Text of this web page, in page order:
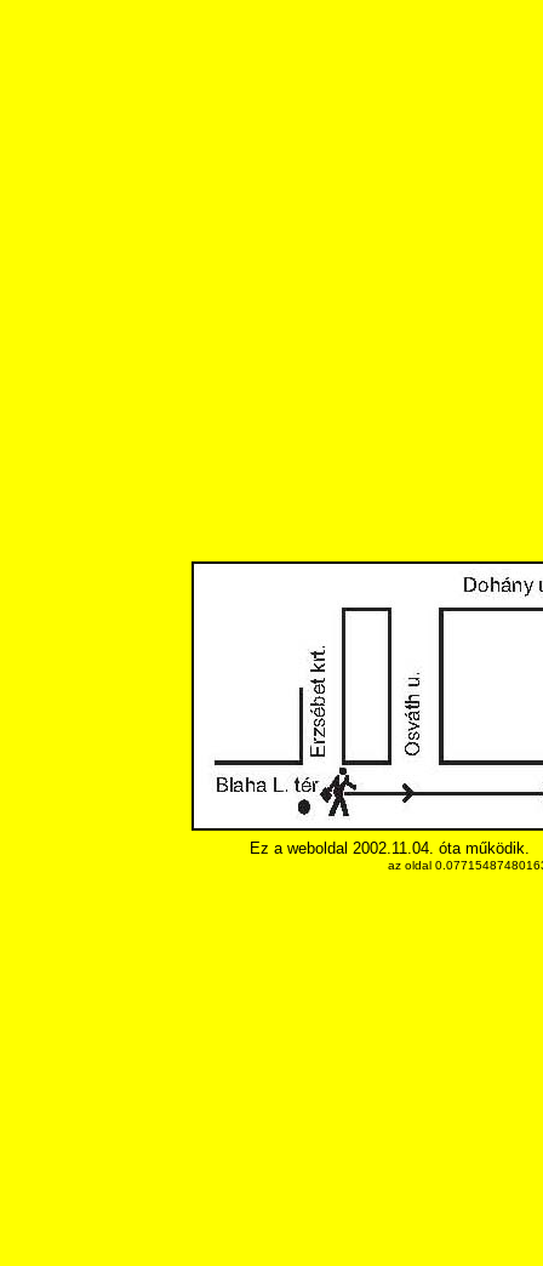
Ez a weboldal 2002.11.04. óta működik.
az oldal